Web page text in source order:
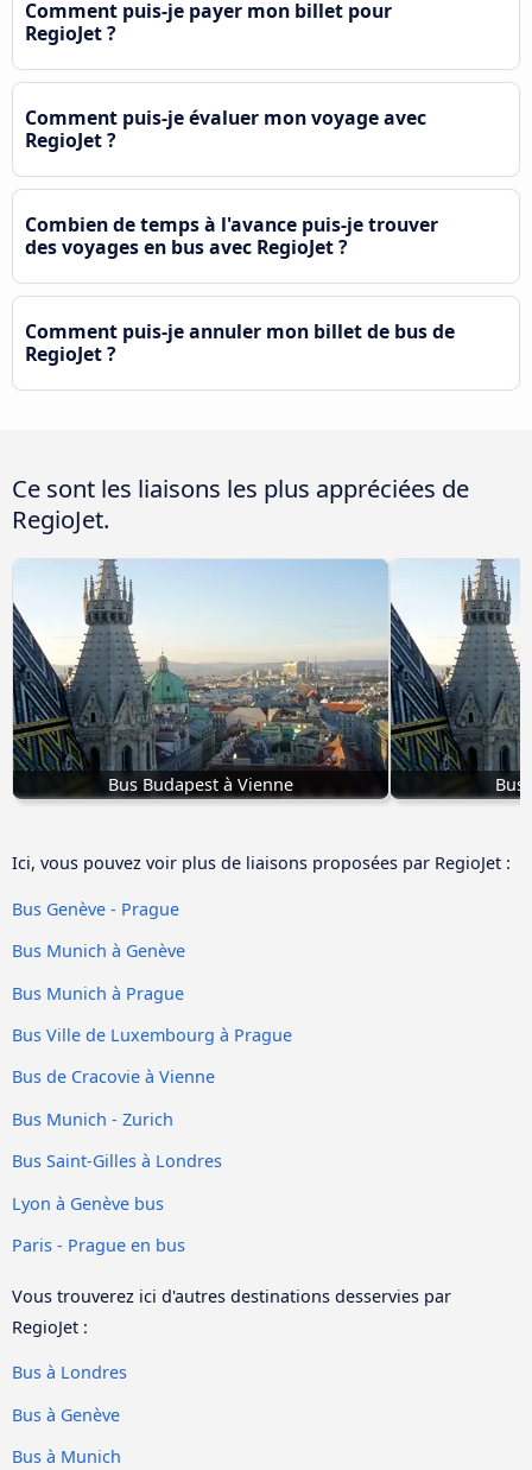
Comment puis-je payer mon billet pour
RegioJet ?
Comment puis-je évaluer mon voyage avec
RegioJet ?
Combien de temps à l'avance puis-je trouver
des voyages en bus avec RegioJet ?
Comment puis-je annuler mon billet de bus de
RegioJet ?
Ce sont les liaisons les plus appréciées de
RegioJet.
Bus Budapest à Vienne Bus
Ici, vous pouvez voir plus de liaisons proposées par RegioJet :
Bus Genève - Prague
Bus Munich à Genève
Bus Munich à Prague
Bus Ville de Luxembourg à Prague
Bus de Cracovie à Vienne
Bus Munich - Zurich
Bus Saint-Gilles à Londres
Lyon à Genève bus
Paris - Prague en bus
Vous trouverez ici d'autres destinations desservies par
RegioJet :
Bus à Londres
Bus à Genève
Bus à Munich